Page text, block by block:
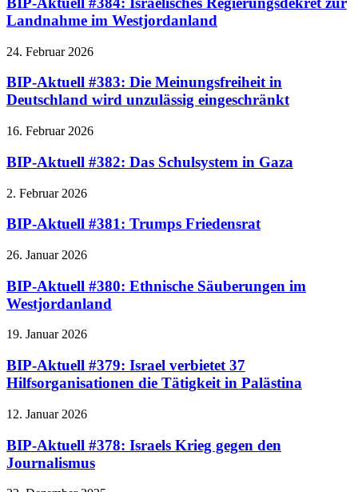
Landnahme im Westjordanland
24. Februar 2026
BIP-Aktuell #383: Die Meinungsfreiheit in
Deutschland wird unzulässig eingeschränkt
16. Februar 2026
BIP-Aktuell #382: Das Schulsystem in Gaza
2. Februar 2026
BIP-Aktuell #381: Trumps Friedensrat
26. Januar 2026
BIP-Aktuell #380: Ethnische Säuberungen im
Westjordanland
19. Januar 2026
BIP-Aktuell #379: Israel verbietet 37
Hilfsorganisationen die Tätigkeit in Palästina
12. Januar 2026
BIP-Aktuell #378: Israels Krieg gegen den
Journalismus